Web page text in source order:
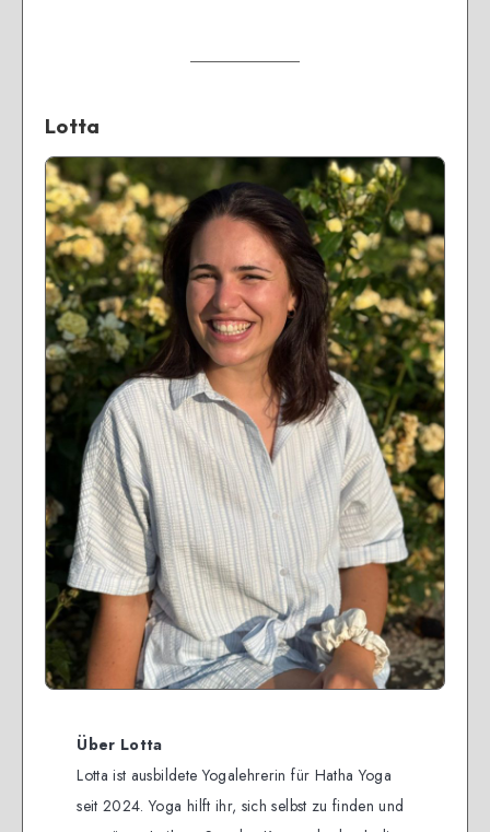
Lotta
Über Lotta
Lotta ist ausbildete Yogalehrerin für Hatha Yoga
seit 2024. Yoga hilft ihr, sich selbst zu finden und